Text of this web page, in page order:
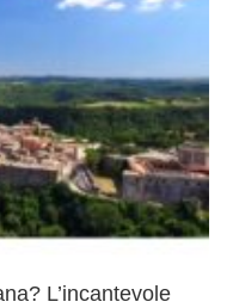
L’incantevole